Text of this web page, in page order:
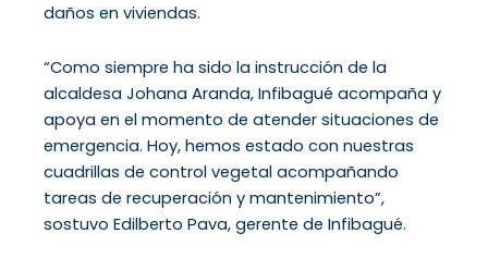
daños en viviendas.
“Como siempre ha sido la instrucción de la
alcaldesa Johana Aranda, Infibagué acompaña y
apoya en el momento de atender situaciones de
emergencia. Hoy, hemos estado con nuestras
cuadrillas de control vegetal acompañando
tareas de recuperación y mantenimiento”,
sostuvo Edilberto Pava, gerente de Infibagué.